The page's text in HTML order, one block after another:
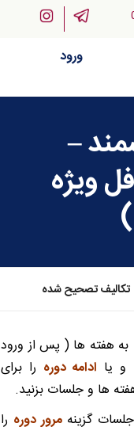
ورود
–
ویژه
تکالیف تصحیح شده
هفته ها ( پس از ورود
و یا ادامه دوره را برای
ها و جلسات بزنید.
گزینهمرور دوره را